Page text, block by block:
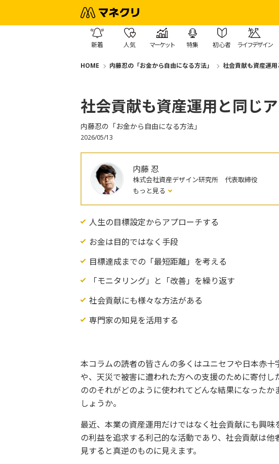
新着 人気 マーケット 特集 初心者 ライフデザイン
HOME 内藤忍の「お金から自由になる方法」 社会貢献も資産運
社会貢献も資産運用と同じ
内藤忍の「お金から自由になる方法」
2026/05/13
内藤 忍
株式会社資産デザイン研究所 代表取締役
もっと見る
人生の目標設定からアプローチする
お金は目的ではなく手段
目標達成までの「最短距離」を考える
「モニタリング」と「改善」を繰り返す
社会貢献にも様々な方法がある
専門家の知見を活用する
本コラムの読者の皆さんの多くはユニセフや日本赤
や、天災で被害に遭われた方への支援のために寄付
ののそれがどのように使われてどんな結果になった
しょうか。
最近、本業の資産運用だけではなく社会貢献にも興
の利益を追求する利己的な活動であり、社会貢献は
見すると真逆のものに見えます。